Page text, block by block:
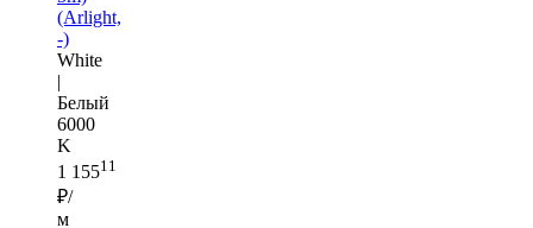
(Arlight,
-)
White
|
Белый
6000
K
1 15511
₽/
м